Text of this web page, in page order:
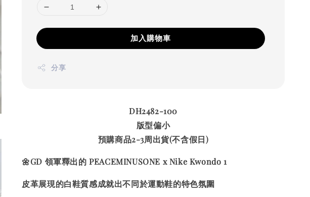
加入購物車
分享
DH2482-100
版型偏小
預購商品2-3周出貨(不含假日)
🌼GD 領軍釋出的 PEACEMINUSONE x Nike Kwondo 1
皮革展現的白鞋質感成就出不同於運動鞋的特色氛圍